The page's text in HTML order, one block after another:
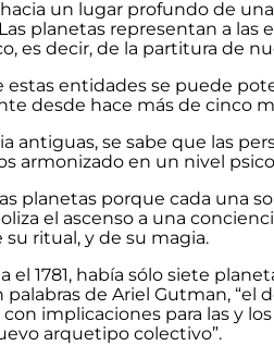
un lugar profundo de
planetas representan a
es decir, de la partitura de
estas entidades se puede
desde hace más de cinco
antiguas, se sabe que las
armonizado en un nivel
planetas porque cada una
el ascenso a una
ritual, y de su magia.
1781, había sólo siete
palabras de Ariel Gutman,
implicaciones para las y
arquetipo colectivo”.